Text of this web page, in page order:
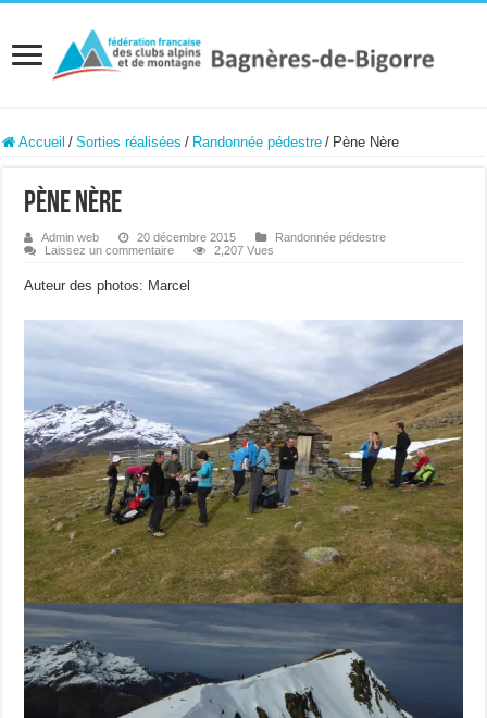
Accueil / Sorties réalisées / Randonnée pédestre / Pène Nère
Pène Nère
Admin web 20 décembre 2015
Randonnée pédestre
Laissez un commentaire
2,207 Vues
Auteur des photos: Marcel